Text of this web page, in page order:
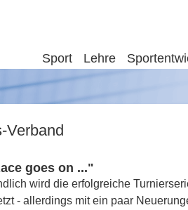
Sport Lehre
Verband
goes on ..."
wird die erfolgreiche
- allerdings mit ein paar